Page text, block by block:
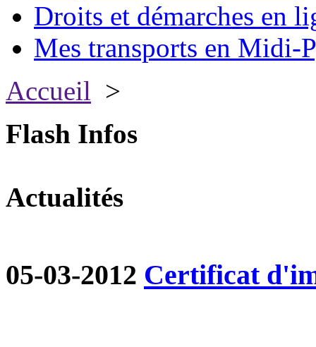
Droits et démarches en
Mes transports en Midi-
Accueil >
Flash Infos
Actualités
05-03-2012 Certificat